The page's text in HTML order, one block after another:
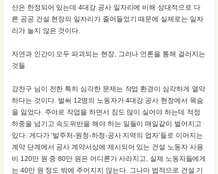
산은 한정되어 있는데 4대강 공사 일자리에 비해 상대적으로 다
른 공공 건설 현장의 일자리가 줄어들었기 때문에 실제로는 일자
리가 늘지 않은 것이다.
자연과 인간이 모두 파괴되는 현장, 그러나 언론을 통해 걸러지는
것들
강찬구 님이 전한 특히 심각한 문제는 작업 환경이 심각하게 열악
하다는 것이다. 벌써 12명의 노동자가 4대강 공사 현장에서 목숨
을 잃었다. 주야로 작업을 하면서 짐도 많이 실어야 하는데 적정
하중을 넘기고 속도위반을 해야 하는 일들이 매일같이 벌어지고
있다. 게다가 ‘발주처-원청-하청-공사 지역의 업자’들로 이어지는
계약 단계에서 공사 계약서상에 제시되어 있는 건설 노동자 사용
비 120만 원 중 80만 원은 어디론가 사라지고, 실제 노동자들에게
는 40만 원 정도 밖에 주어지지 않는다. 그나마 법적으로 건설 기